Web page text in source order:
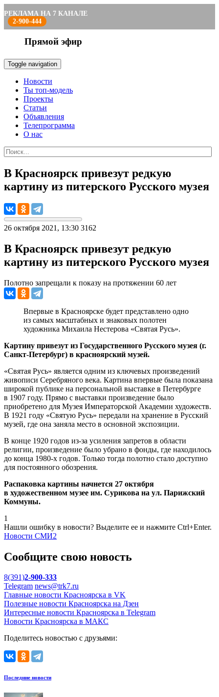
РЕКЛАМА НА 7 КАНАЛЕ
2-900-444
Прямой эфир
Toggle navigation
Новости
Ты топ-модель
Проекты
Статьи
Объявления
Телепрограмма
О нас
В Красноярск привезут редкую
картину из питерского Русского музея
26 октября 2021, 13:30 3162
В Красноярск привезут редкую
картину из питерского Русского музея
Полотно запрещали к показу на протяжении 60 лет
Впервые в Красноярске будет представлено одно
из самых масштабных и знаковых полотен
художника Михаила Нестерова «Святая Русь».
Картину привезут из Государственного Русского музея (г.
Санкт-Петербург) в красноярский музей.
«Святая Русь» является одним из ключевых произведений
живописи Серебряного века. Картина впервые была показана
широкой публике на персональной выставке в Петербурге
в 1907 году. Прямо с выставки произведение было
приобретено для Музея Императорской Академии художеств.
В 1921 году «Святую Русь» передали на хранение в Русский
музей, где она заняла место в основной экспозиции.
В конце 1920 годов из-за усиления запретов в области
религии, произведение было убрано в фонды, где находилось
до конца 1980-х годов. Только тогда полотно стало доступно
для постоянного обозрения.
Распаковка картины начнется 27 октября
в художественном музее им. Сурикова на ул. Парижский
Коммуны.
1
Нашли ошибку в новости? Выделите ее и нажмите Ctrl+Enter.
Новости СМИ2
Сообщите свою новость
8(391)2-900-333
Telegram news@trk7.ru
Главные новости Красноярска в VK
Полезные новости Красноярска на Дзен
Интересные новости Красноярска в Telegram
Новости Красноярска в МАКС
Поделитесь новостью с друзьями:
Последние новости